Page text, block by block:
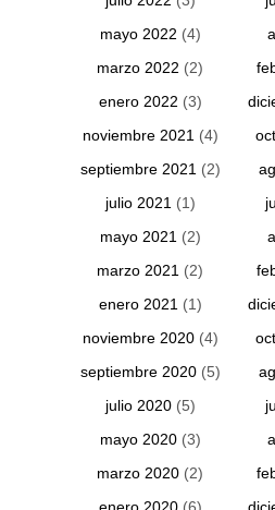
mayo 2022 (4)
marzo 2022 (2)
enero 2022 (3)
noviembre 2021 (4)
septiembre 2021 (2)
julio 2021 (1)
mayo 2021 (2)
marzo 2021 (2)
enero 2021 (1)
noviembre 2020(4)
septiembre 2020(5)
julio 2020(5)
mayo 2020(3)
marzo 2020 (2)